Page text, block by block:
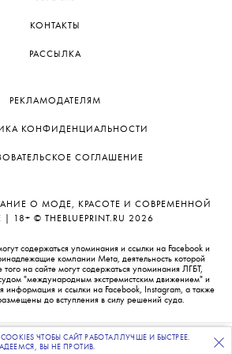
НА НАШУ ВЕЧЕРНЮЮ РАССЫЛКУ
Министерство
обвинения) не стало
отклонил
КОНТАКТЫ
РАССЫЛКА
РЕКЛАМОДАТЕЛЯМ
КОНФИДЕНЦИАЛЬНОСТИ
СОГЛАШЕНИЕ
О МОДЕ, КРАСОТЕ И СОВРЕМЕННОЙ
| 18+ © THEBLUEPRINT.RU 2026
содержаться упоминания и ссылки на Facebook и
компании Meta, деятельность которой
на сайте могут содержаться упоминания ЛГБТ,
"международным экстремистским движением" и
информация и ссылки на Facebook, Instagram, а также
до вступления в силу решений суда.
ЧТОБЫ САЙТ РАБОТАЛ ЛУЧШЕ И БЫСТРЕЕ.
ВЫ НЕ ПРОТИВ.